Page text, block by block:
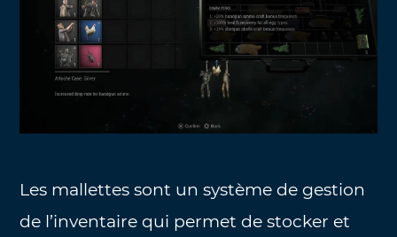
Les mallettes sont un système de gestion
de l’inventaire qui permet de stocker et